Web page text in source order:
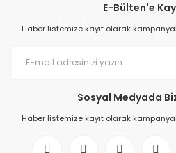
E-Bülten'e
Haber listemize kayıt olarak
Sosyal Medyada
Haber listemize kayıt olarak